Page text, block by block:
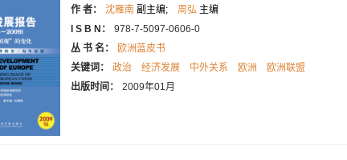
作 者：
沈雁南 副主编; 周弘 主编
I S B N：
978-7-5097-0606-0
丛 书 名：
欧洲蓝皮书
关键词：
政治 经济发展 中外关系 欧洲
欧洲联盟
出版时间：
2009年01月